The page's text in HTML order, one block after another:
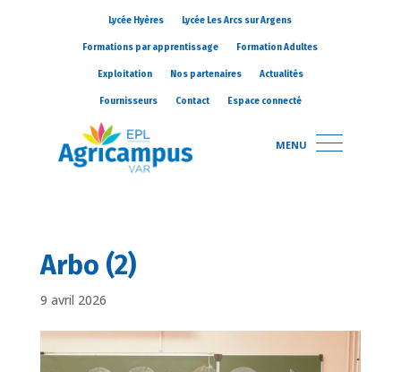
Lycée Hyères Lycée Les Arcs sur Argens
Formations par apprentissage Formation Adultes
Exploitation Nos partenaires Actualités
Fournisseurs Contact Espace connecté
MENU
Arbo (2)
9 avril 2026